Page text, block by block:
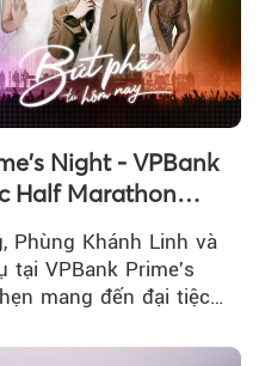
Night - VPBank
Half Marathon
Phùng Khánh Linh và
tại VPBank Prime's
mang đến đại tiệc